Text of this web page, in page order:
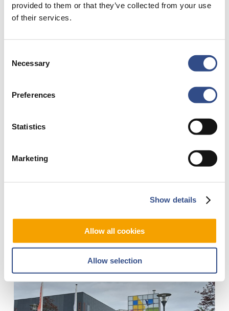
provided to them or that they’ve collected from your use
of their services.
Selection
Necessary
Preferences
Statistics
Marketing
Show details
Allow all cookies
Allow selection
Verzenden